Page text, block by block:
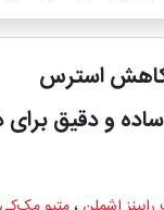
کاهش استرس
و دقیق